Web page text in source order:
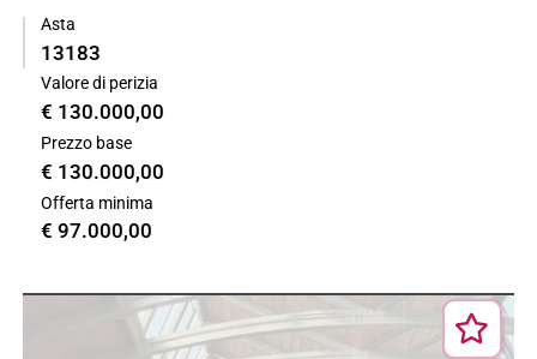
Asta
13183
Valore di perizia
€ 130.000,00
Prezzo base
€ 130.000,00
Offerta minima
€ 97.000,00